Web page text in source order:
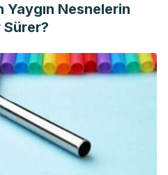
Yaygın Nesnelerin
Sürer?